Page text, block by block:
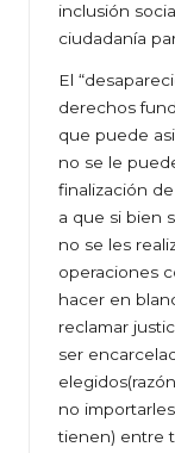
inclusión
ciudadanía
El
derechos
que puede
no se le
finalización
a que si bien
no se les
operaciones
hacer en
reclamar
ser
no
tienen) entre